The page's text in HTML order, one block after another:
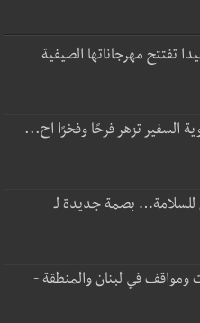
تفتتح مهرجاناتها الصيفية
السفير تزهر فرحًا وفخرًا اح...
للسلامة… بصمة جديدة لـ
في لبنان والمنطقة -